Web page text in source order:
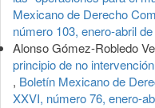
Mexicano de Derecho
número 103, enero-abril
Alonso Gómez-Robledo
principio de no
, Boletín Mexicano de
XXVI, número 76, enero-